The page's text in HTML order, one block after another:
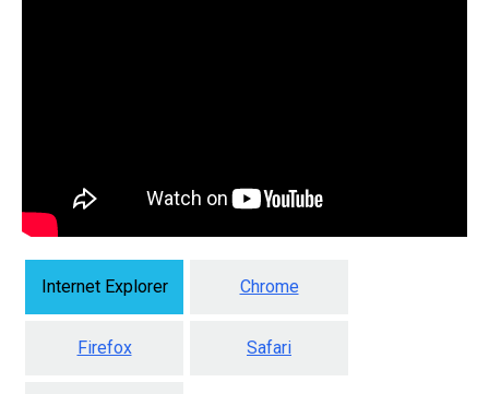
Internet Explorer Chrome
Firefox Safari